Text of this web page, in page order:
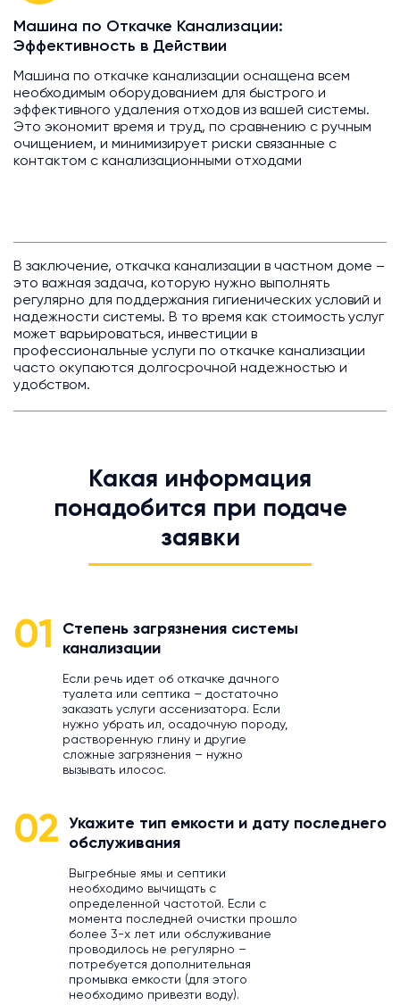
Машина по Откачке Канализации:
Эффективность в Действии
Машина по откачке канализации оснащена всем
необходимым оборудованием для быстрого и
эффективного удаления отходов из вашей системы.
Это экономит время и труд, по сравнению с ручным
очищением, и минимизирует риски связанные с
контактом с канализационными отходами
В заключение, откачка канализации в частном доме –
это важная задача, которую нужно выполнять
регулярно для поддержания гигиенических условий и
надежности системы. В то время как стоимость услуг
может варьироваться, инвестиции в
профессиональные услуги по откачке канализации
часто окупаются долгосрочной надежностью и
удобством.
Какая информация
понадобится при подаче
заявки
01
Степень загрязнения системы
канализации
Если речь идет об откачке дачного
туалета или септика – достаточно
заказать услуги ассенизатора. Если
нужно убрать ил, осадочную породу,
растворенную глину и другие
сложные загрязнения – нужно
вызывать илосос.
02
Укажите тип емкости и дату последнего
обслуживания
Выгребные ямы и септики
необходимо вычищать с
определенной частотой. Если с
момента последней очистки прошло
более 3-х лет или обслуживание
проводилось не регулярно –
потребуется дополнительная
промывка емкости (для этого
необходимо привезти воду).